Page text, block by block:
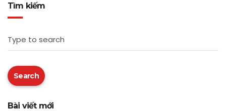
Tìm kiếm
Type to search
Search
Bài viết mới